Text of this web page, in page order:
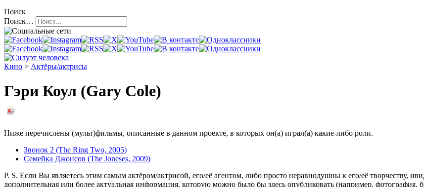
Поиск
Поиск…
Кино > Актёры/актрисы
Гэри Коул (Gary Cole)
Ниже перечислены (мульт)фильмы, описанные в данном проекте, в которых он(а) играл(а) какие-либо роли.
Звонок 2 (The Ring Two, 2005)
Семейка Джонсов (The Joneses, 2009)
P. S. Если Вы являетесь этим самым актёром/актрисой, его/её агентом, либо просто неравнодушны к его/её творчеству,
дополнительная или более актуальная информация, которую можно было бы здесь опубликовать (например, фотография,